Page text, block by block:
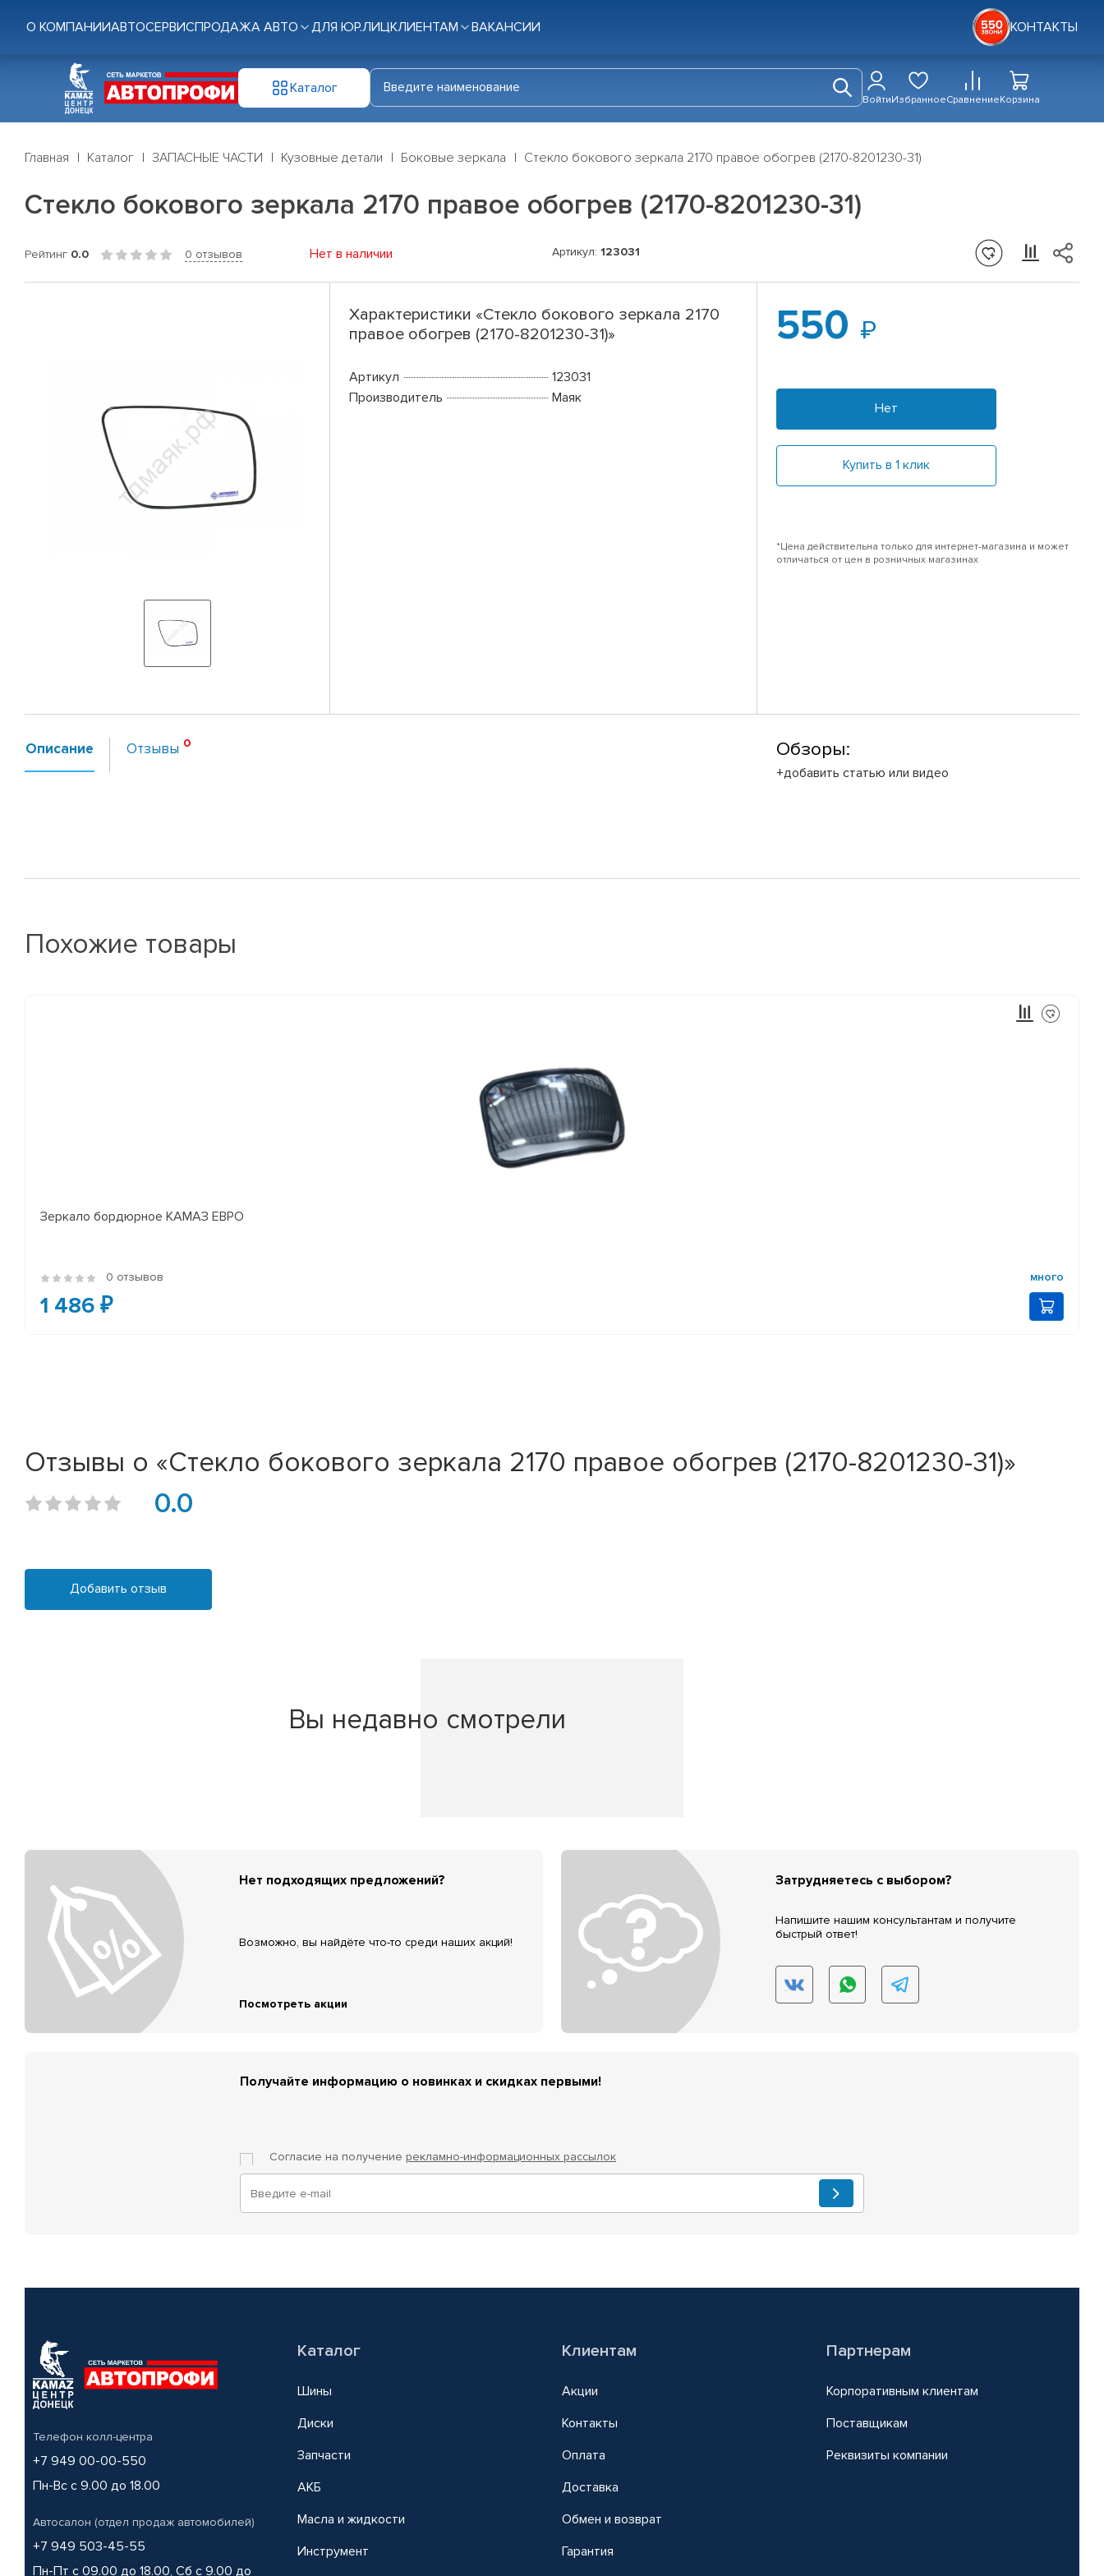
О КОМПАНИИАВТОСЕРВИСПРОДАЖА АВТО ДЛЯ ЮР.ЛИЦКЛИЕНТАМ ВАКАНСИИ КОНТАКТЫ
Каталог
ВойтиИзбранноеСравнениеКорзина
Главная Каталог ЗАПАСНЫЕ ЧАСТИ Кузовные детали Боковые зеркала Стекло бокового зеркала 2170 правое обогрев (2170-8201230-31)
Стекло бокового зеркала 2170 правое обогрев (2170-8201230-31)
Рейтинг 0.0 0 отзывов Нет в наличии Артикул: 123031
Характеристики «Стекло бокового зеркала 2170
правое обогрев (2170-8201230-31)»
Артикул
123031
Производитель
Маяк
550
Нет
Купить в 1 клик
*Цена действительна только для интернет-магазина и может
отличаться от цен в розничных магазинах
Описание Отзывы Обзоры:
+добавить статью или видео
Похожие товары
Зеркало бордюрное КАМАЗ ЕВРО
0 отзывов много
1 486 ₽
Отзывы о «Стекло бокового зеркала 2170 правое обогрев (2170-8201230-31)»
0.0
Добавить отзыв
Вы недавно смотрели
Нет подходящих предложений?
Возможно, вы найдёте что-то среди наших акций!
Посмотреть акции
Затрудняетесь с выбором?
Напишите нашим консультантам и получите
быстрый ответ!
Получайте информацию о новинках и скидках первыми!
Согласие на получение рекламно-информационных рассылок
Телефон колл-центра
+7 949 00-00-550
Пн-Вс с 9.00 до 18.00
Автосалон (отдел продаж автомобилей)
+7 949 503-45-55
Пн-Пт с 09.00 до 18.00, Сб с 9.00 до
Каталог
Шины
Диски
Запчасти
АКБ
Масла и жидкости
Инструмент
Клиентам
Акции
Контакты
Оплата
Доставка
Обмен и возврат
Гарантия
Партнерам
Корпоративным клиентам
Поставщикам
Реквизиты компании